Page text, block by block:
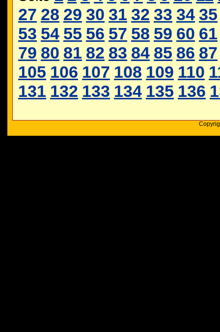
27 28 29 30 31 32 33 34 35
53 54 55 56 57 58 59 60 61
79 80 81 82 83 84 85 86 87
105 106 107 108 109 110
131 132 133 134 135 136